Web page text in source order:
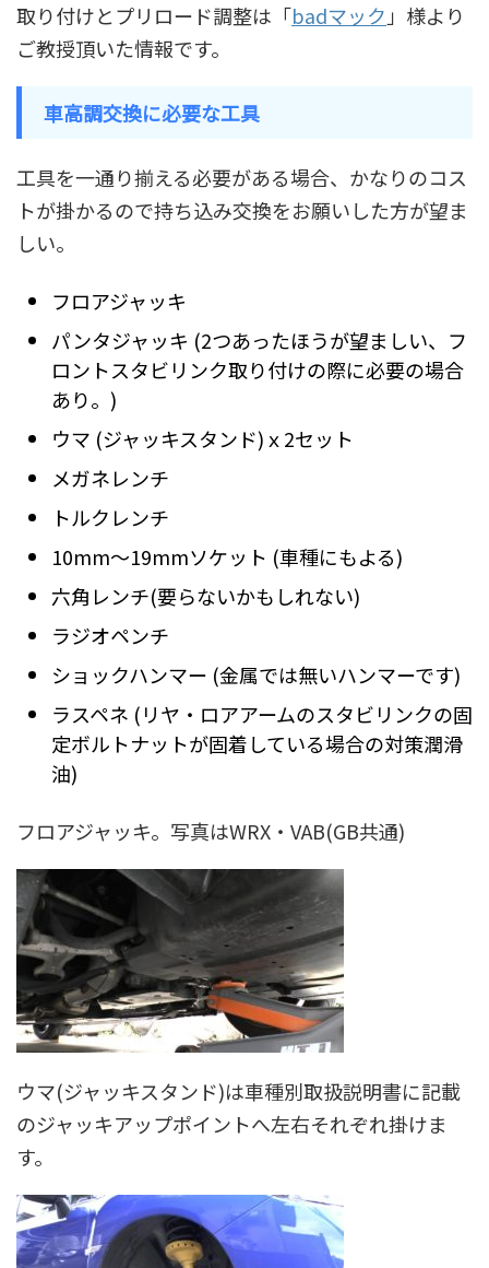
取り付けとプリロード調整は「badマック 」様より
ご教授頂いた情報です。
車高調交換に必要な工具
工具を一通り揃える必要がある場合、かなりのコス
トが掛かるので持ち込み交換をお願いした方が望ま
しい。
フロアジャッキ
パンタジャッキ (2つあったほうが望ましい、フ
ロントスタビリンク取り付けの際に必要の場合
あり。)
ウマ (ジャッキスタンド)ｘ2セット
メガネレンチ
トルクレンチ
10mm～19mmソケット (車種にもよる)
六角レンチ(要らないかもしれない)
ラジオペンチ
ショックハンマー (金属では無いハンマーです)
ラスペネ (リヤ・ロアアームのスタビリンクの固
定ボルトナットが固着している場合の対策潤滑
油)
フロアジャッキ。写真はWRX・VAB(GB共通)
ウマ(ジャッキスタンド)は車種別取扱説明書に記載
のジャッキアップポイントへ左右それぞれ掛けま
す。